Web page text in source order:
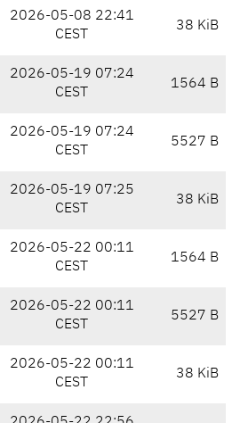
2026-05-08 22:41
CEST
38 KiB
2026-05-19 07:24
CEST
1564 B
2026-05-19 07:24
CEST
5527 B
2026-05-19 07:25
CEST
38 KiB
2026-05-22 00:11
CEST
1564 B
2026-05-22 00:11
CEST
5527 B
2026-05-22 00:11
CEST
38 KiB